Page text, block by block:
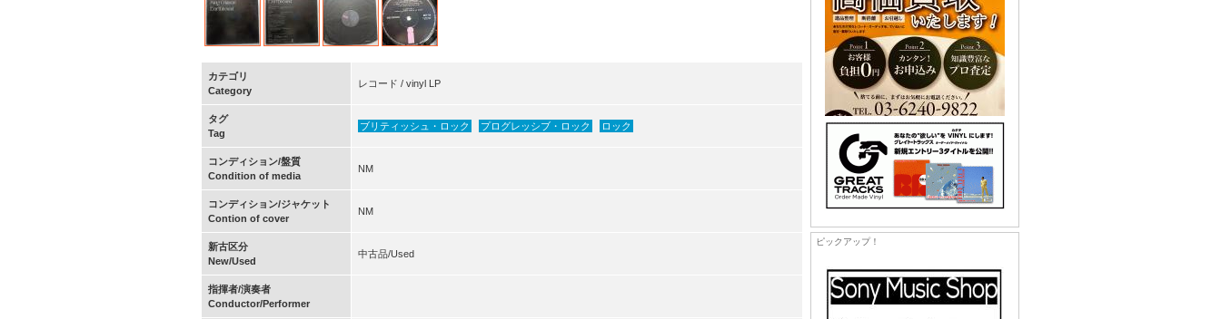
カテゴリ
Category
レコード / vinyl LP
タグ
Tag
ブリティッシュ・ロック プログレッシブ・ロック ロック
コンディション/盤質
Condition of media
NM
コンディション/ジャケット
Contion of cover
NM
新古区分
New/Used
中古品/Used
指揮者/演奏者
Conductor/Performer
ピックアップ！